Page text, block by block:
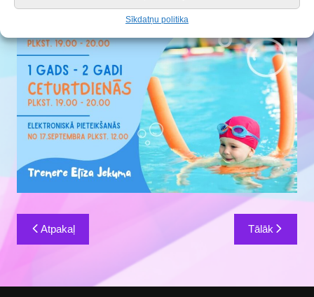
Sīkdatņu politika
Ziņu
izvēlne
Atpakaļ Tālāk